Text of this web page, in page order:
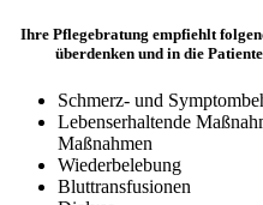
Ihre Pflegebratung empfiehlt
überdenken und in die
Schmerz- und
Lebenserhaltende
Maßnahmen
Wiederbelebung
Bluttransfusionen